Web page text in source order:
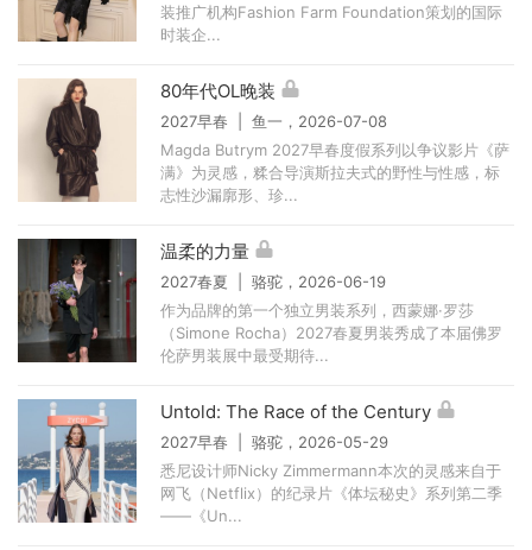
装推广机构Fashion Farm Foundation策划的国际
时装企...
80年代OL晚装
2027早春 | 鱼一，2026-07-08
Magda Butrym 2027早春度假系列以争议影片《萨
满》为灵感，糅合导演斯拉夫式的野性与性感，标
志性沙漏廓形、珍...
温柔的力量
2027春夏 | 骆驼，2026-06-19
作为品牌的第一个独立男装系列，西蒙娜·罗莎
（Simone Rocha）2027春夏男装秀成了本届佛罗
伦萨男装展中最受期待...
Untold: The Race of the Century
2027早春 | 骆驼，2026-05-29
悉尼设计师Nicky Zimmermann本次的灵感来自于
网飞（Netflix）的纪录片《体坛秘史》系列第二季
——《Un...